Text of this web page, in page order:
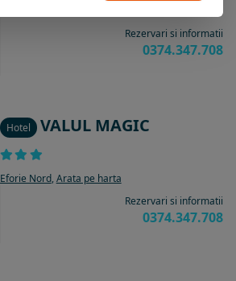
Rezervari si informatii
0374.347.708
Hotel VALUL MAGIC
Eforie Nord, Arata pe harta
Rezervari si informatii
0374.347.708